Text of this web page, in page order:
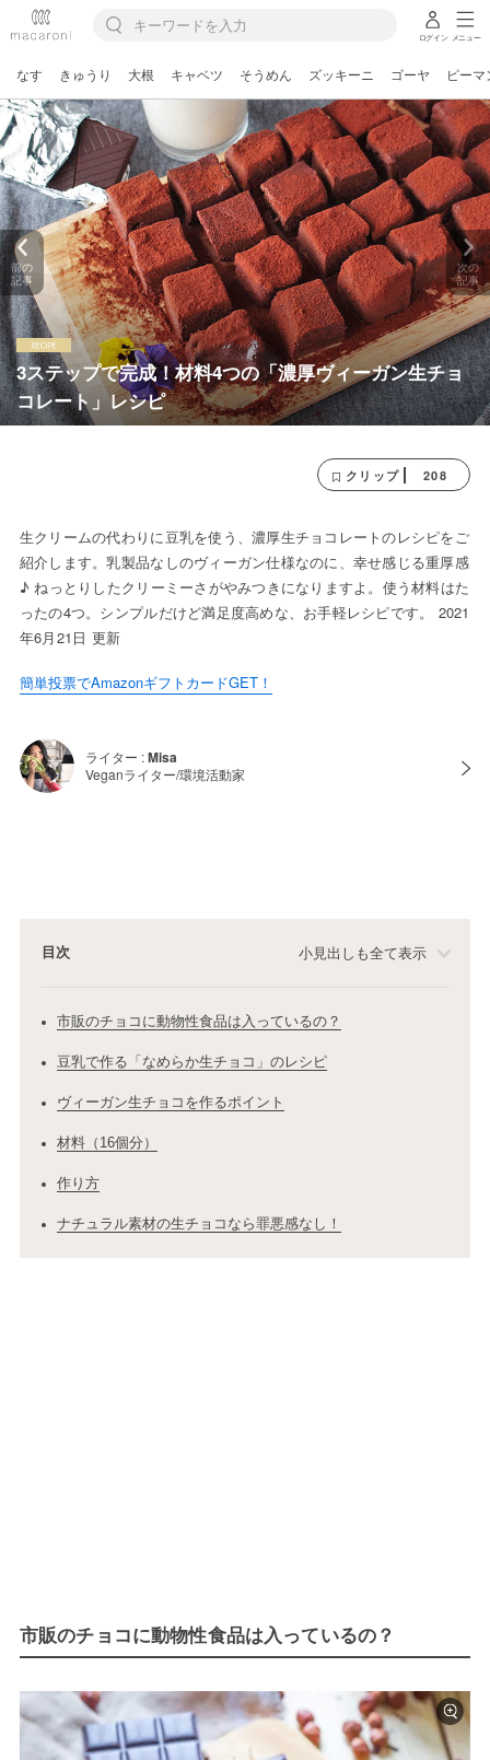
ログイン メニュー
なす きゅうり 大根 キャベツ そうめん ズッキーニ ゴーヤ ピーマ
3ステップで完成！材料4つの「濃厚ヴィーガン生チョ
コレート」レシピ
前の
記事
次の
記事
クリップ 208
生クリームの代わりに豆乳を使う、濃厚生チョコレートのレシピをご
紹介します。乳製品なしのヴィーガン仕様なのに、幸せ感じる重厚感
♪ ねっとりしたクリーミーさがやみつきになりますよ。使う材料はた
ったの4つ。シンプルだけど満足度高めな、お手軽レシピです。 2021
年6月21日 更新
簡単投票でAmazonギフトカードGET！
ライター :Misa
Veganライター/環境活動家
目次 小見出しも全て表示
市販のチョコに動物性食品は入っているの？
豆乳で作る「なめらか生チョコ」のレシピ
ヴィーガン生チョコを作るポイント
材料（16個分）
作り方
ナチュラル素材の生チョコなら罪悪感なし！
市販のチョコに動物性食品は入っているの？